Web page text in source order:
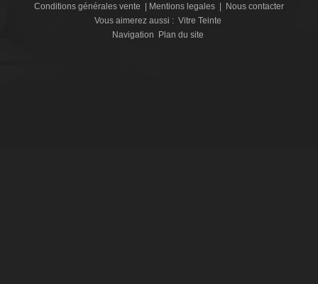
Conditions générales vente | Mentions legales | Nous contacter
Vous aimerez aussi : Vitre Teinte
Navigation Plan du site